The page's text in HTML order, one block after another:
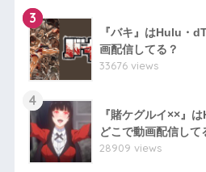
3
『バキ』はHulu・
画配信してる？
33676 views
4
『賭ケグルイ××』
どこで動画配信して
28909 views